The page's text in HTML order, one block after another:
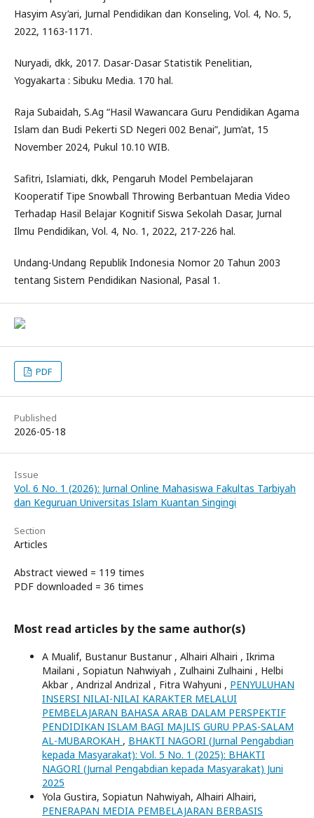
Hasyim Asy’ari, Jurnal Pendidikan dan Konseling, Vol. 4, No. 5,
2022, 1163-1171.
Nuryadi, dkk, 2017. Dasar-Dasar Statistik Penelitian,
Yogyakarta : Sibuku Media. 170 hal.
Raja Subaidah, S.Ag “Hasil Wawancara Guru Pendidikan Agama
Islam dan Budi Pekerti SD Negeri 002 Benai”, Jum’at, 15
November 2024, Pukul 10.10 WIB.
Safitri, Islamiati, dkk, Pengaruh Model Pembelajaran
Kooperatif Tipe Snowball Throwing Berbantuan Media Video
Terhadap Hasil Belajar Kognitif Siswa Sekolah Dasar, Jurnal
Ilmu Pendidikan, Vol. 4, No. 1, 2022, 217-226 hal.
Undang-Undang Republik Indonesia Nomor 20 Tahun 2003
tentang Sistem Pendidikan Nasional, Pasal 1.
PDF
Published
2026-05-18
Issue
Vol. 6 No. 1 (2026): Jurnal Online Mahasiswa Fakultas Tarbiyah
dan Keguruan Universitas Islam Kuantan Singingi
Section
Articles
Abstract viewed = 119 times
PDF downloaded = 36 times
Most read articles by the same author(s)
A Mualif, Bustanur Bustanur , Alhairi Alhairi , Ikrima
Mailani , Sopiatun Nahwiyah , Zulhaini Zulhaini , Helbi
Akbar , Andrizal Andrizal , Fitra Wahyuni , PENYULUHAN
INSERSI NILAI-NILAI KARAKTER MELALUI
PEMBELAJARAN BAHASA ARAB DALAM PERSPEKTIF
PENDIDIKAN ISLAM BAGI MAJLIS GURU PP.AS-SALAM
AL-MUBAROKAH , BHAKTI NAGORI (Jurnal Pengabdian
kepada Masyarakat): Vol. 5 No. 1 (2025): BHAKTI
NAGORI (Jurnal Pengabdian kepada Masyarakat) Juni
2025
Yola Gustira, Sopiatun Nahwiyah, Alhairi Alhairi,
PENERAPAN MEDIA PEMBELAJARAN BERBASIS